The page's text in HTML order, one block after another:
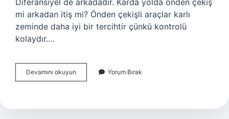
Diferansiyel de arkadadır. Karda yolda önden çekiş
mi arkadan itiş mi? Önden çekişli araçlar karlı
zeminde daha iyi bir tercihtir çünkü kontrolü
kolaydır.…
Devamını okuyun
Çekişli
Iyi
Yorum Bırak